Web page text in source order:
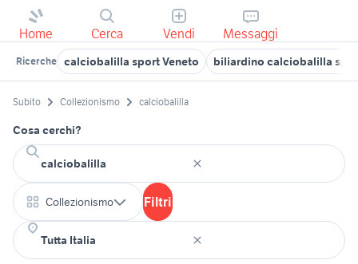
Home Cerca Vendi Messaggi
Ricerche calciobalilla sport Veneto biliardino calciobalilla
Subito Collezionismo calciobalilla
Cosa cerchi?
Collezionismo Filtri